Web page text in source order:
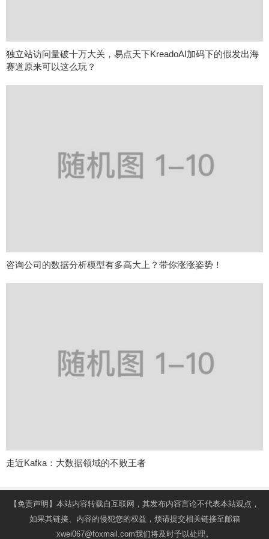
独立站访问量破十万大关，易点天下KreadoAI加码下的假发出海
赛道原来可以这么玩？
咨询公司的数据分析模型有多高大上？带你涨涨姿势！
走近Kafka：大数据领域的不败王者
【免责声明】本站内容转载自互联网，其发布内容言论不代表本站观点，
如果其链接、内容的侵犯您的权益，烦请提交相关链接至邮箱
xwei067@foxmail.com我们将及时予以处理。